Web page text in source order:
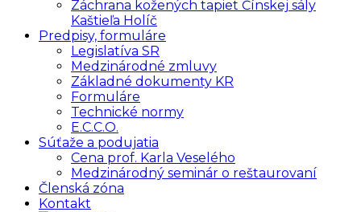
Záchrana kožených tapiet Čínskej sály
Kaštieľa Holíč
Predpisy, formuláre
Legislatíva SR
Medzinárodné zmluvy
Základné dokumenty KR
Formuláre
Technické normy
E.C.C.O.
Súťaže a podujatia
Cena prof. Karla Veselého
Medzinárodný seminár o reštaurovaní
Členská zóna
Kontakt